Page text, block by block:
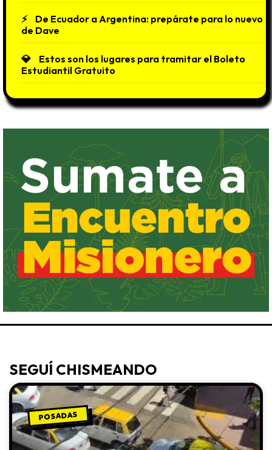
De Ecuador a Argentina: prepárate para lo nuevo
de Dave
Estos son los lugares para tramitar el Boleto
Estudiantil Gratuito
SEGUÍ CHISMEANDO
POSADAS